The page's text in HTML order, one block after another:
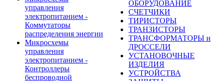
управления
электропитанием -
Коммутаторы
распределения энергии
Микросхемы
управления
электропитанием -
Контроллеры
беспроводной
ОБОРУДОВАНИЕ
СЧЕТЧИКИ
ТИРИСТОРЫ
ТРАНЗИСТОРЫ
ТРАНСФОРМАТОРЫ и
ДРОССЕЛИ
УСТАНОВОЧНЫЕ
ИЗДЕЛИЯ
УСТРОЙСТВА